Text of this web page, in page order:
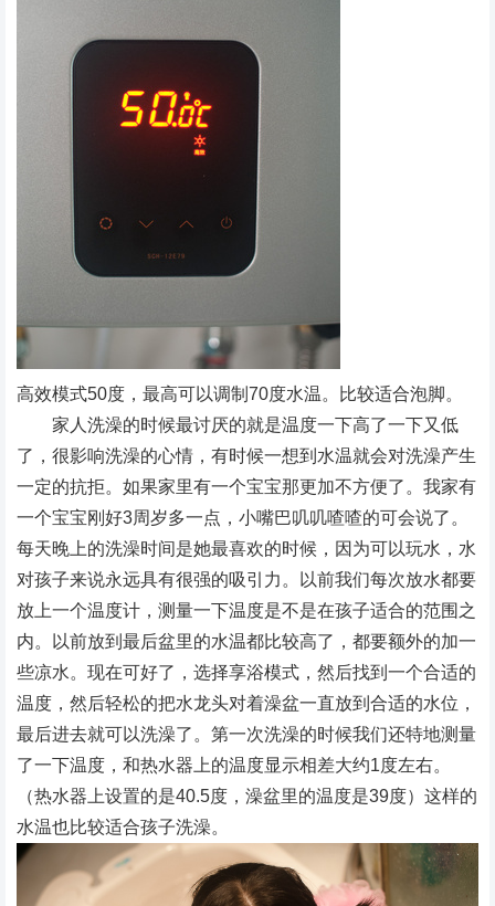
高效模式50度，最高可以调制70度水温。比较适合泡脚。
家人洗澡的时候最讨厌的就是温度一下高了一下又低
了，很影响洗澡的心情，有时候一想到水温就会对洗澡产生
一定的抗拒。如果家里有一个宝宝那更加不方便了。我家有
一个宝宝刚好3周岁多一点，小嘴巴叽叽喳喳的可会说了。
每天晚上的洗澡时间是她最喜欢的时候，因为可以玩水，水
对孩子来说永远具有很强的吸引力。以前我们每次放水都要
放上一个温度计，测量一下温度是不是在孩子适合的范围之
内。以前放到最后盆里的水温都比较高了，都要额外的加一
些凉水。现在可好了，选择享浴模式，然后找到一个合适的
温度，然后轻松的把水龙头对着澡盆一直放到合适的水位，
最后进去就可以洗澡了。第一次洗澡的时候我们还特地测量
了一下温度，和热水器上的温度显示相差大约1度左右。
（热水器上设置的是40.5度，澡盆里的温度是39度）这样的
水温也比较适合孩子洗澡。